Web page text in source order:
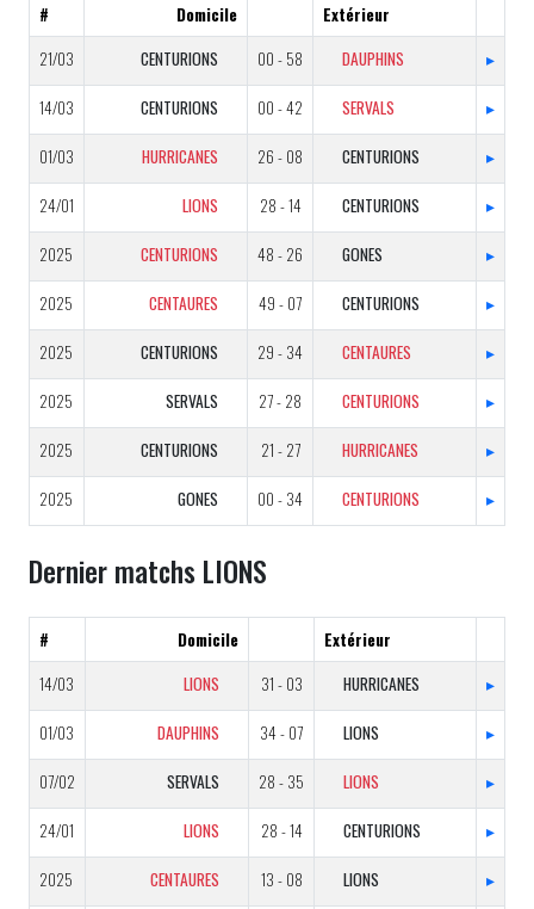
# Domicile
Extérieur
21/03
CENTURIONS 00 - 58 DAUPHINS ▸
14/03 CENTURIONS 00 - 42 SERVALS ▸
01/03 HURRICANES 26 - 08 CENTURIONS ▸
24/01 LIONS 28 - 14 CENTURIONS ▸
2025 CENTURIONS 48 - 26 GONES ▸
2025 CENTAURES 49 - 07 CENTURIONS ▸
2025 CENTURIONS 29 - 34 CENTAURES ▸
2025 SERVALS 27 - 28 CENTURIONS ▸
2025 CENTURIONS 21 - 27 HURRICANES ▸
2025 GONES 00 - 34 CENTURIONS ▸
Dernier matchs LIONS
# Domicile
Extérieur
14/03
LIONS 31 - 03 HURRICANES ▸
01/03 DAUPHINS 34 - 07 LIONS ▸
07/02 SERVALS 28 - 35 LIONS ▸
24/01 LIONS 28 - 14 CENTURIONS ▸
2025 CENTAURES 13 - 08 LIONS ▸